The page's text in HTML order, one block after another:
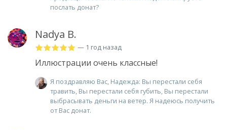
послать донат?
Nadya B.
— 1 год назад
Иллюстрации очень классные!
Я поздравляю Вас, Надежда: Вы перестали себя
травить, Вы перестали себя губить, Вы перестали
выбрасывать деньги на ветер. Я надеюсь получить
от Вас донат.